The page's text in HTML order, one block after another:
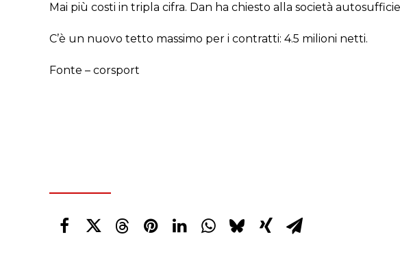
Mai più costi in tripla cifra. Dan ha chiesto alla società
C’è un nuovo tetto massimo per i contratti: 4.5 milioni netti.
Fonte – corsport